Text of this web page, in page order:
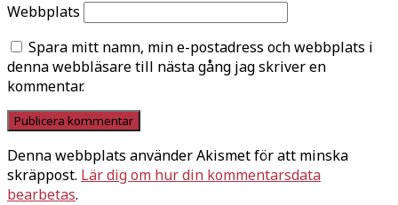
Webbplats
Spara mitt namn, min e-postadress och webbplats i
denna webbläsare till nästa gång jag skriver en
kommentar.
Denna webbplats använder Akismet för att minska
skräppost. Lär dig om hur din kommentarsdata
bearbetas.